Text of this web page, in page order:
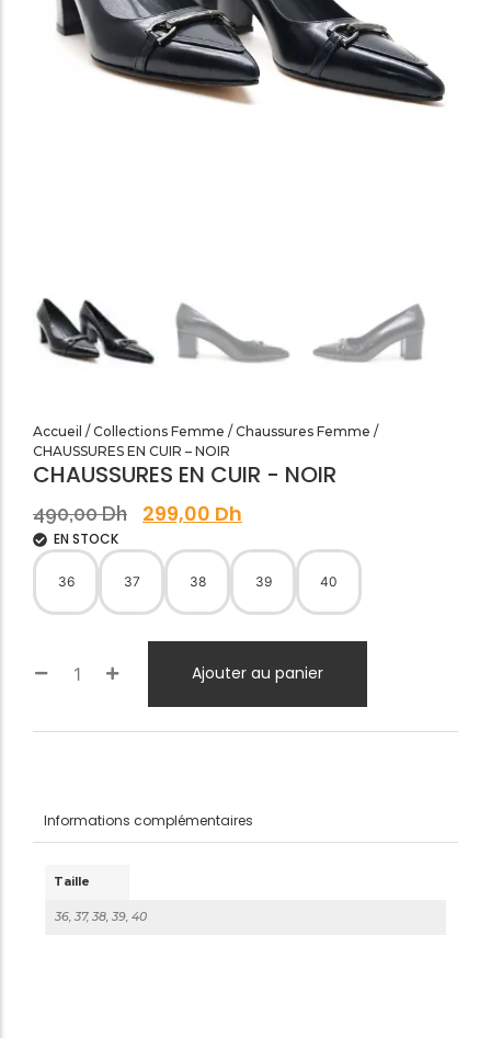
SANDALES PLATES & MEDICALES FEMME
SANDALES SOIRÉES FEMME
Accueil / Collections Femme / Chaussures Femme /
CHAUSSURES EN CUIR – NOIR
CHAUSSURES EN CUIR - NOIR
490,00Dh 299,00 Dh
EN STOCK
36 37 38 39 40
Ajouter au panier
Informations complémentaires
Taille
36, 37, 38, 39, 40